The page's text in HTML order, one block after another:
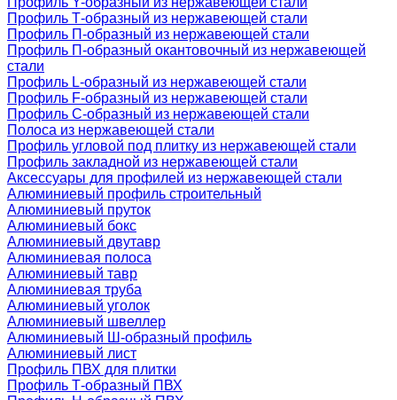
Профиль Т-образный из нержавеющей стали
Профиль П-образный из нержавеющей стали
Профиль П-образный окантовочный из нержавеющей
стали
Профиль L-образный из нержавеющей стали
Профиль F-образный из нержавеющей стали
Профиль C-образный из нержавеющей стали
Полоса из нержавеющей стали
Профиль угловой под плитку из нержавеющей стали
Профиль закладной из нержавеющей стали
Аксессуары для профилей из нержавеющей стали
Алюминиевый профиль строительный
Алюминиевый пруток
Алюминиевый бокс
Алюминиевый двутавр
Алюминиевая полоса
Алюминиевый тавр
Алюминиевая труба
Алюминиевый уголок
Алюминиевый швеллер
Алюминиевый Ш-образный профиль
Алюминиевый лист
Профиль ПВХ для плитки
Профиль Т-образный ПВХ